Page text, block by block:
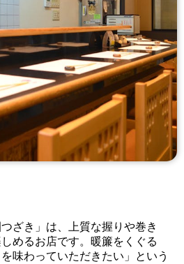
ざき」は、上質な握りや巻き
めるお店です。暖簾をくぐる
味わっていただきたい」という